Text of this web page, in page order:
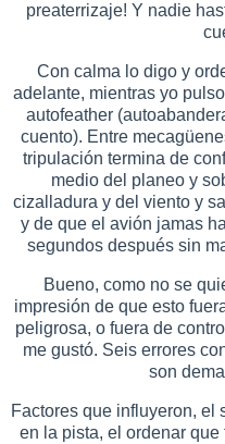
preaterrizaje! Y nadie
Con calma lo digo y
adelante, mientras yo
autofeather
cuento). Entre
tripulación termina de
medio del planeo y
cizalladura y del viento y
y de que el avión jamas
segundos después sin
Bueno, como no se
impresión de que esto
peligrosa, o fuera de
me gustó. Seis errores
son
Factores que influyeron, el
en la pista, el ordenar